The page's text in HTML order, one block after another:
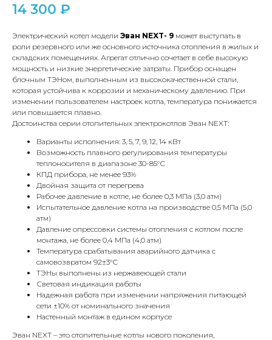
14 300 ₽
Электрический котел модели Эван NEXT- 9 может выступать в
роли резервного или же основного источника отопления в жилых и
складских помещениях. Агрегат отлично сочетает в себе высокую
мощность и низкие энергетические затраты. Прибор оснащен
блочным ТЭНом, выполненным из высококачественной стали,
которая устойчива к коррозии и механическому давлению. При
изменении пользователем настроек котла, температура понижается
или повышается плавно.
Достоинства серии отопительных электрокотлов Эван NEXT:
Варианты исполнения: 3, 5, 7, 9, 12, 14 кВт
Возможность плавного регулирования температуры
теплоносителя в диапазоне 30-85°С
КПД прибора, не менее 93%
Двойная защита от перегрева
Рабочее давление в котле, не более 0,3 МПa (3,0 атм)
Испытательное давление котла на производстве 0,5 МПа (5,0
атм)
Давление опрессовки системы отопления с котлом после
монтажа, не более 0,4 МПа (4,0 атм)
Температура срабатывания аварийного датчика с
самовозвратом 92±3°С
ТЭНы выполнены из нержавеющей стали
Световая индикация работы
Надежная работа при изменении напряжения питающей
сети ±10% от номинального значения
Настенный монтаж в едином корпусе
Эван NEXT – это отопительные котлы нового поколения,
Адрес
Г.Москва Волоколамское шоссе,
71/22к2
Пн-вс с 9:00 до 18:00
КОНТАКТЫ